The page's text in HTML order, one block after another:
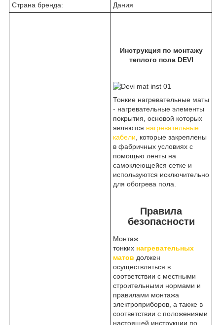
Страна бренда:
Дания
Инструкция по монтажу
теплого пола DEVI
Тонкие нагревательные маты
- нагревательные элементы
покрытия, основой которых
являются нагревательные
кабели , которые закреплены
в фабричных условиях с
помощью ленты на
самоклеющейся сетке и
используются исключительно
для обогрева пола.
Правила
безопасности
Монтаж
тонких нагревательных
матов должен
осуществляться в
соответствии с местными
строительными нормами и
правилами монтажа
электроприборов, а также в
соответствии с положениями
настоящей инструкции по